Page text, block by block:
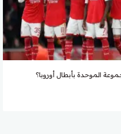
الموحدة بأبطال أوروبا؟